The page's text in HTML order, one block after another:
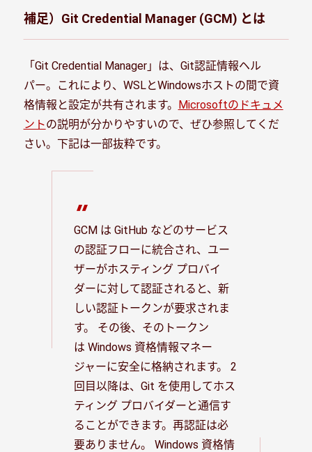
補足）Git Credential Manager (GCM) とは
「Git Credential Manager」は、Git認証情報ヘル
パー。これにより、WSLとWindowsホストの間で資
格情報と設定が共有されます。 Microsoftのドキュメ
ントの説明が分かりやすいので、ぜひ参照してくだ
さい。下記は一部抜粋です。
GCM は GitHub などのサービス
の認証フローに統合され、ユー
ザーがホスティング プロバイ
ダーに対して認証されると、新
しい認証トークンが要求されま
す。 その後、そのトークン
は Windows 資格情報マネー
ジャーに安全に格納されます。 2
回目以降は、Git を使用してホス
ティング プロバイダーと通信す
ることができます。再認証は必
要ありません。 Windows 資格情